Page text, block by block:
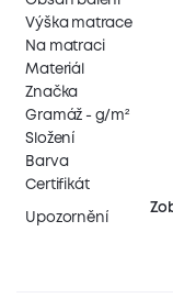
Výška matrace
Na matraci
Materiál
Značka
Gramáž - g/m²
Složení
Barva
Certifikát
Upozornění